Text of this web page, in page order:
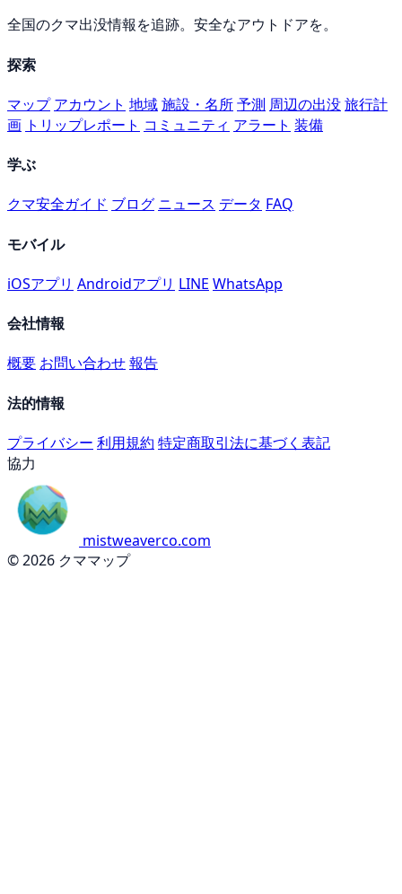
全国のクマ出没情報を追跡。安全なアウトドアを。
探索
マップ アカウント 地域施設・名所予測 周辺の出没旅行計
画 トリップレポート コミュニティ アラート 装備
学ぶ
クマ安全ガイド ブログ ニュース データ FAQ
モバイル
iOSアプリ Androidアプリ LINE WhatsApp
会社情報
概要 お問い合わせ報告
法的情報
プライバシー 利用規約 特定商取引法に基づく表記
協力
mistweaverco.com
© 2026 クママップ